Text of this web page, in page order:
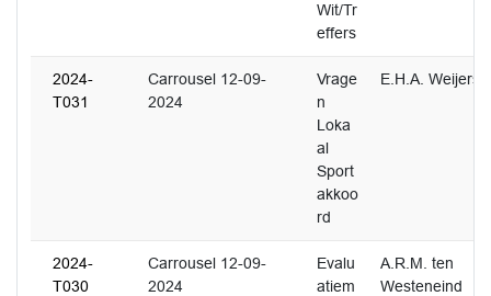
Wit/Tr
effers
2024-
T031
Carrousel 12-09-
2024
Vrage
n
Loka
al
Sport
akkoo
rd
E.H.A. Weijers
2024-
T030
Carrousel 12-09-
2024
Evalu
atiem
A.R.M. ten
Westeneind